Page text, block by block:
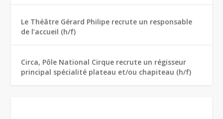
Le Théâtre Gérard Philipe recrute un responsable
de l’accueil (h/f)
Circa, Pôle National Cirque recrute un régisseur
principal spécialité plateau et/ou chapiteau (h/f)